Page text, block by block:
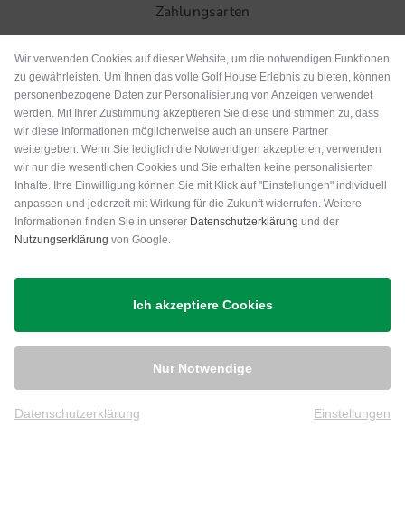
Zahlungsarten
Versand
Wir verwenden Cookies auf dieser Website, um die notwendigen Funktionen
zu gewährleisten. Um Ihnen das volle Golf House Erlebnis zu bieten, können
personenbezogene Daten zur Personalisierung von Anzeigen verwendet
werden. Mit Ihrer Zustimmung akzeptieren Sie diese und stimmen zu, dass
wir diese Informationen möglicherweise auch an unsere Partner
weitergeben. Wenn Sie lediglich die Notwendigen akzeptieren, verwenden
wir nur die wesentlichen Cookies und Sie erhalten keine personalisierten
Inhalte. Ihre Einwilligung können Sie mit Klick auf "Einstellungen" individuell
anpassen und jederzeit mit Wirkung für die Zukunft widerrufen. Weitere
Informationen finden Sie in unserer Datenschutzerklärung und der
Nutzungserklärung von Google.
Ich akzeptiere Cookies
Nur Notwendige
Datenschutzerklärung Einstellungen